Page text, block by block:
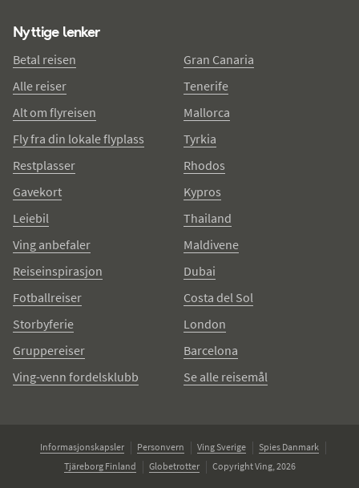
Nyttige lenker
Betal reisen
Alle reiser
Alt om flyreisen
Fly fra din lokale flyplass
Restplasser
Gavekort
Leiebil
Ving anbefaler
Reiseinspirasjon
Fotballreiser
Storbyferie
Gruppereiser
Ving-venn fordelsklubb
Gran Canaria
Tenerife
Mallorca
Tyrkia
Rhodos
Kypros
Thailand
Maldivene
Dubai
Costa del Sol
London
Barcelona
Se alle reisemål
Informasjonskapsler Personvern Ving Sverige
Spies Danmark
Tjäreborg Finland
Globetrotter Copyright Ving, 2026